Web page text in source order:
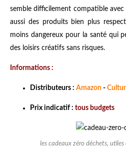
semble difficilement compatible
aussi des produits bien plus
moins dangereux pour la santé qui
des loisirs créatifs sans risques.
Informations :
Distributeurs : Amazon -
Prix indicatif : tous budgets
les cadeaux zéro déchets,